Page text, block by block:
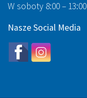
W soboty 8:00 – 13:00
Nasze Social Media